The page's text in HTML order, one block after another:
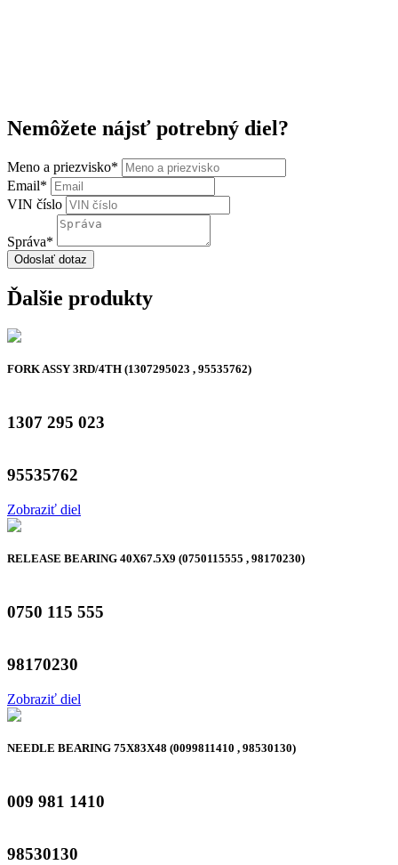
Nemôžete nájsť potrebný diel?
Meno a priezvisko*
Email*
VIN číslo
Správa*
Odoslať dotaz
Ďalšie produkty
FORK ASSY 3RD/4TH (1307295023 , 95535762)
1307 295 023
95535762
Zobraziť diel
RELEASE BEARING 40X67.5X9 (0750115555 , 98170230)
0750 115 555
98170230
Zobraziť diel
NEEDLE BEARING 75X83X48 (0099811410 , 98530130)
009 981 1410
98530130